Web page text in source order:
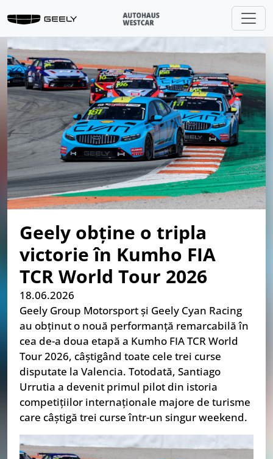
Geely obține o tripla
victorie în Kumho FIA
TCR World Tour 2026
18.06.2026
Geely Group Motorsport și Geely Cyan Racing
au obținut o nouă performanță remarcabilă în
cea de-a doua etapă a Kumho FIA TCR World
Tour 2026, câștigând toate cele trei curse
disputate la Valencia. Totodată, Santiago
Urrutia a devenit primul pilot din istoria
competițiilor internaționale majore de turisme
care câștigă trei curse într-un singur weekend.